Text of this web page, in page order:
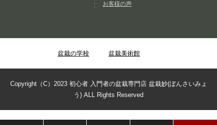
お客様の声
盆栽の学校 盆栽美術館
Copyright（C）2023 初心者 入門者の盆栽専門店 盆栽妙(ぼんさいみょ
う) ALL Rights Reserved